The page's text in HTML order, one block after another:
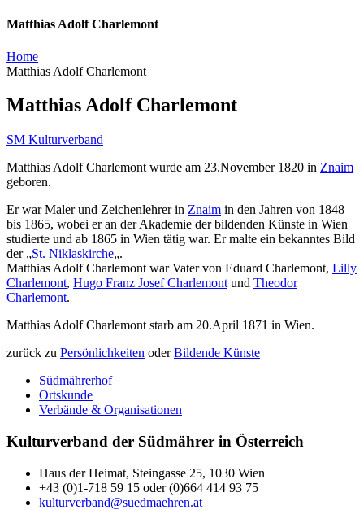
Matthias Adolf Charlemont
Home
Matthias Adolf Charlemont
Matthias Adolf Charlemont
SM Kulturverband
Matthias Adolf Charlemont wurde am 23.November 1820 in Znaim
geboren.
Er war Maler und Zeichenlehrer in Znaim in den Jahren von 1848
bis 1865, wobei er an der Akademie der bildenden Künste in Wien
studierte und ab 1865 in Wien tätig war. Er malte ein bekanntes Bild
der „St. Niklaskirche„.
Matthias Adolf Charlemont war Vater von Eduard Charlemont, Lilly
Charlemont, Hugo Franz Josef Charlemont und Theodor
Charlemont.
Matthias Adolf Charlemont starb am 20.April 1871 in Wien.
zurück zu Persönlichkeiten oderBildende Künste
Südmährerhof
Ortskunde
Verbände & Organisationen
Kulturverband der Südmährer in Österreich
Haus der Heimat, Steingasse 25, 1030 Wien
+43 (0)1-718 59 15 oder (0)664 414 93 75
kulturverband@suedmaehren.at